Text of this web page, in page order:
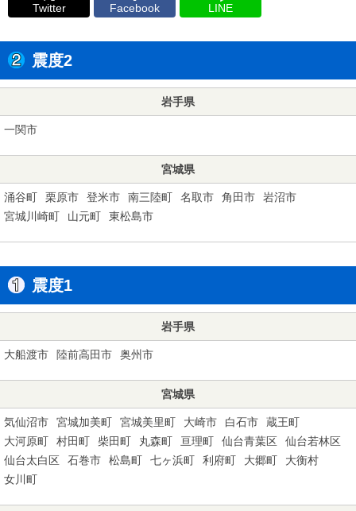
Twitter Facebook LINE
震度2
岩手県
一関市
宮城県
涌谷町 栗原市 登米市 南三陸町 名取市 角田市
岩沼市
宮城川崎町
山元町 東松島市
震度1
岩手県
大船渡市 陸前高田市 奥州市
宮城県
気仙沼市 宮城加美町 宮城美里町 大崎市 白石市
蔵王町
大河原町
村田町 柴田町 丸森町 亘理町 仙台青葉区
仙台若林区
仙台太白区
石巻市 松島町 七ヶ浜町 利府町 大郷町
大衡村
女川町